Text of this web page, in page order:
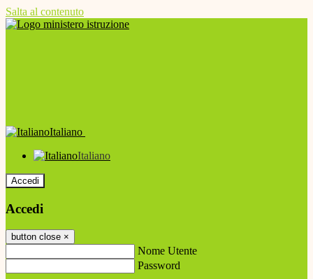
Salta al contenuto
Italiano
Italiano
Accedi
Accedi
button close ×
Nome Utente
Password